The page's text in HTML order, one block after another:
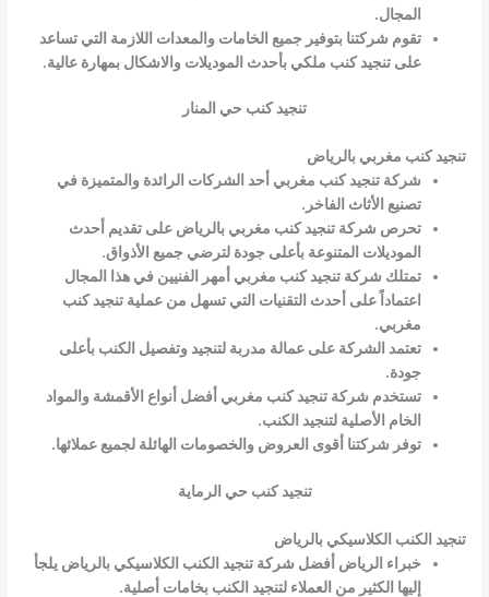
المجال.
تقوم شركتنا بتوفير جميع الخامات والمعدات اللازمة التي تساعد
على تنجيد كنب ملكي بأحدث الموديلات والاشكال بمهارة عالية.
تنجيد كنب حي المنار
تنجيد كنب مغربي بالرياض
شركة تنجيد كنب مغربي أحد الشركات الرائدة والمتميزة في
تصنيع الأثاث الفاخر.
تحرص شركة تنجيد كنب مغربي بالرياض على تقديم أحدث
الموديلات المتنوعة بأعلى جودة لترضي جميع الأذواق.
تمتلك شركة تنجيد كنب مغربي أمهر الفنيين في هذا المجال
اعتماداً على أحدث التقنيات التي تسهل من عملية تنجيد كنب
مغربي.
تعتمد الشركة على عمالة مدربة لتنجيد وتفصيل الكنب بأعلى
جودة.
تستخدم شركة تنجيد كنب مغربي أفضل أنواع الأقمشة والمواد
الخام الأصلية لتنجيد الكنب.
توفر شركتنا أقوى العروض والخصومات الهائلة لجميع عملائها.
تنجيد كنب حي الرماية
تنجيد الكنب الكلاسيكي بالرياض
خبراء الرياض أفضل شركة تنجيد الكنب الكلاسيكي بالرياض يلجأ
إليها الكثير من العملاء لتنجيد الكنب بخامات أصلية.